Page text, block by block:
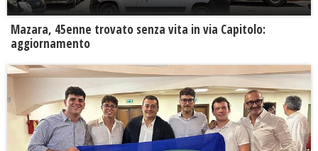
Mazara, 45enne trovato senza vita in via Capitolo:
aggiornamento